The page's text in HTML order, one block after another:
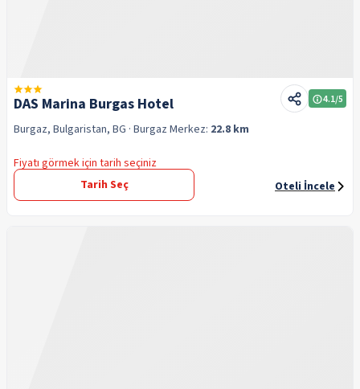
DAS Marina Burgas Hotel 4.1/5
Burgaz, Bulgaristan, BG · Burgaz Merkez: 22.8 km
Fiyatı görmek için tarih seçiniz
Tarih Seç
Oteli İncele